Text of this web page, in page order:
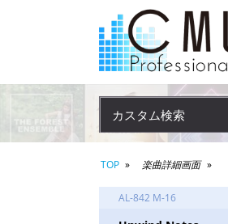
カスタム検索
TOP 楽曲詳細画面
AL-842 M-16